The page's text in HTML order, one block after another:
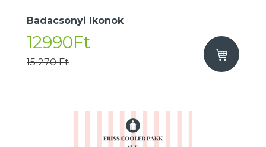
Badacsonyi Ikonok
12990Ft
15 270 Ft